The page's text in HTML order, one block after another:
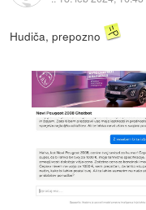
Hudiča, prepozno